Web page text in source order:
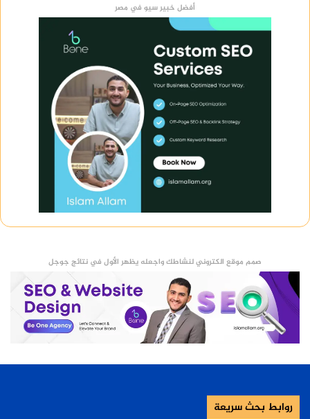
أفضل خبير سيو في مصر
صمم موقع الكتروني لنشاطك واجعله يظهر الأول في نتائج جوجل
روابط بحث سريعة